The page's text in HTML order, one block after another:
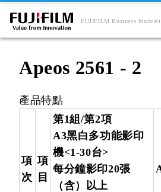
FUJIFILM Business
Apeos 2561 - 2
產品特點
項
次
項
目
第1組/第2項
A3黑白多功能影印
機<1-30台>
每分鐘影印20張
（含）以上